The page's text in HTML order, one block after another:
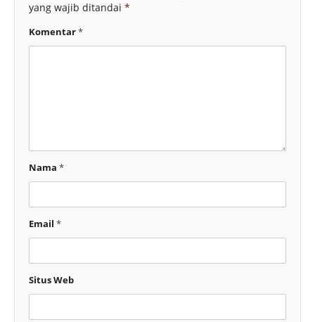
yang wajib ditandai *
Komentar*
Nama *
Email *
Situs Web